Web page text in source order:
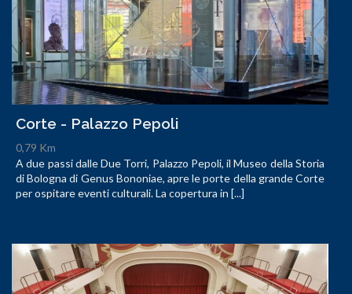
Corte - Palazzo Pepoli
0,79 Km
A due passi dalle Due Torri, Palazzo Pepoli, il Museo della Storia
di Bologna di Genus Bononiae, apre le porte della grande Corte
per ospitare eventi culturali. La copertura in [...]